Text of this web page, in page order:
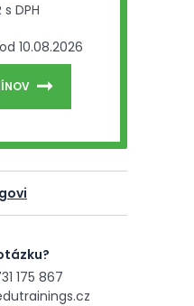
s DPH
10.08.2026
175 867